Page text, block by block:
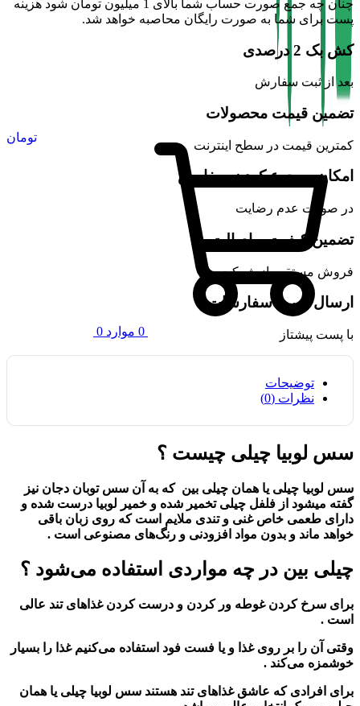
0 موارد 0
تومان
چنان چه جمع صورت حساب شما بالای 1 میلیون تومان شود هزینه
پست برای شما به صورت رایگان محاصبه خواهد شد.
کش بک 2 درصدی
بعد از ثبت سفارش
تضمین قیمت محصولات
کمترین قیمت در سطح اینترنت
امکان مرجوع کردن سفارش
در صورت عدم رضایت
تضمین کیفیت و اصالت
فروش مستقیم از شرکت
ارسال سریع سفارشات
با پست پیشتاز
توضیحات
نظرات (0)
سس لوبیا چیلی چیست ؟
سس لوبیا چیلی یا همان چیلی بین که به آن سس توبان دجان نیز
گفته میشود از فلفل چیلی تخمیر شده و خمیر لوبیا درست شده و
دارای طعمی خاص غنی و تندی ملایم است که روی زبان باقی
خواهد ماند و بدون مواد افزودنی و رنگ‌های مصنوعی است .
چیلی بین در چه مواردی استفاده می‌شود ؟
برای سرخ کردن غوطه ور کردن و درست کردن غذا‌های تند عالی
است .
وقتی آن را بر روی غذا و یا فست فود استفاده می‌کنیم غذا را بسیار
خوشمزه می‌کند .
برای افراد‌ی که عاشق غذاهای تند هستند سس لوبیا چیلی یا همان